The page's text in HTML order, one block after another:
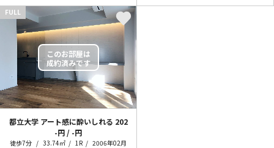
FULL
都立大学 アート感に酔いしれる 202
-円 / -円
徒歩7分 33.74㎡ 1R 2006年02月